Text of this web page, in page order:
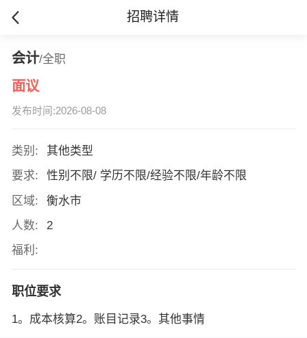
招聘详情
会计/全职
面议
发布时间:2026-08-08
类别:
其他类型
要求:
性别不限/ 学历不限/经验不限/年龄不限
区域:
衡水市
人数:
2
福利:
职位要求
1。成本核算2。账目记录3。其他事情